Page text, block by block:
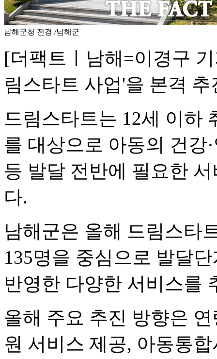
남해군청 전경 /남해군
[더팩트ㅣ남해=이경구
림스타트 사업'을 본격
드림스타트는 12세 이하
를 대상으로 아동의 건강
등 발달 전반에 필요한
다.
남해군은 올해 드림스타
135명을 중심으로 발달
반영한 다양한 서비스를
올해 주요 추진 방향은
원 서비스 제공, 아동통